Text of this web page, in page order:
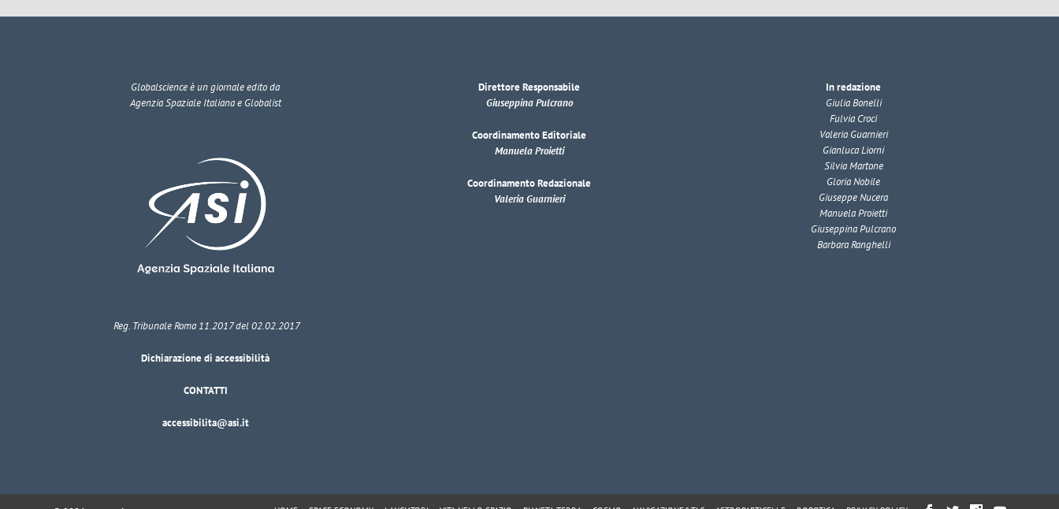
Globalscienceè un giornale edito da
Agenzia Spaziale Italiana e Globalist
Reg. Tribunale Roma 11.2017 del 02.02.2017
Dichiarazione di accessibilità
CONTATTI
accessibilita@asi.it
Direttore Responsabile
Giuseppina Pulcrano
Coordinamento Editoriale
Manuela Proietti
Coordinamento Redazionale
Valeria Guarnieri
In redazione
Giulia Bonelli
Fulvia Croci
Valeria Guarnieri
Gianluca Liorni
Silvia Martone
Gloria Nobile
Giuseppe Nucera
Manuela Proietti
Giuseppina Pulcrano
Barbara Ranghelli